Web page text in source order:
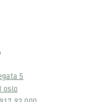
5
oslo